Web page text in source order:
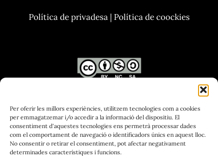
Per oferir les millors experiències, utilitzem tecnologies com a cookies
per emmagatzemar i/o accedir a la informació del dispositiu. El
consentiment d'aquestes tecnologies ens permetrà processar dades
com el comportament de navegació o identificadors únics en aquest lloc.
No consentir o retirar el consentiment, pot afectar negativament
determinades característiques i funcions.
Política de privadesa| Política de coockies